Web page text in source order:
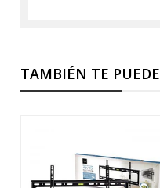
TAMBIÉN TE